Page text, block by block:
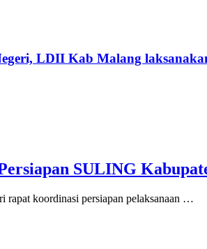
LDII Kab Malang
SULING
koordinasi persiapan pelaksanaan …